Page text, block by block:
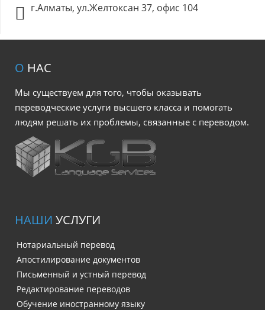
г.Алматы, ул.Желтоксан 37, офис 104
О НАС
Мы существуем для того, чтобы оказывать
переводческие услуги высшего класса и помогать
людям решать их проблемы, связанные с переводом.
НАШИ УСЛУГИ
Нотариальный перевод
Апостилирование документов
Письменный и устный перевод
Редактирование переводов
Обучение иностранному языку